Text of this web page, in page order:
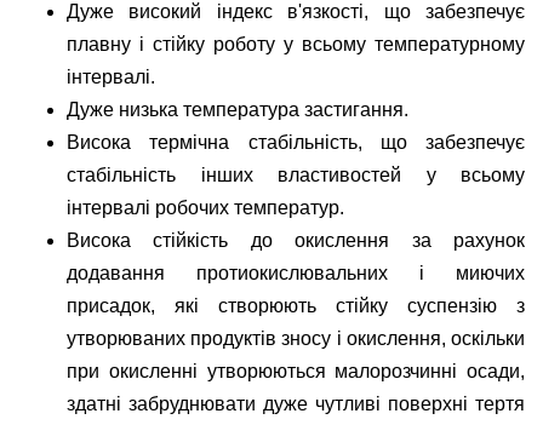
Дуже високий індекс в'язкості, що забезпечує
плавну і стійку роботу у всьому температурному
інтервалі.
Дуже низька температура застигання.
Висока термічна стабільність, що забезпечує
стабільність інших властивостей у всьому
інтервалі робочих температур.
Висока стійкість до окислення за рахунок
додавання протиокислювальних і миючих
присадок, які створюють стійку суспензію з
утворюваних продуктів зносу і окислення, оскільки
при окисленні утворюються малорозчинні осади,
здатні забруднювати дуже чутливі поверхні тертя